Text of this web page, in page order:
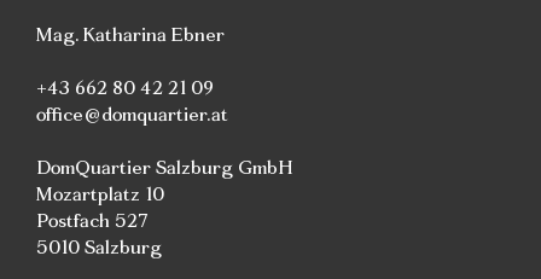
Mag. Katharina Ebner
+43 662 80 42 21 09
office@domquartier.at
DomQuartier Salzburg GmbH
Mozartplatz 10
Postfach 527
5010 Salzburg